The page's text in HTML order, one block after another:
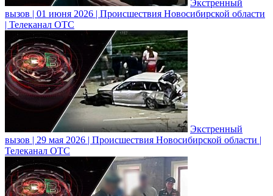
Экстренный
вызов | 01 июня 2026 | Происшествия Новосибирской области
| Телеканал ОТС
Экстренный
вызов | 29 мая 2026 | Происшествия Новосибирской области |
Телеканал ОТС